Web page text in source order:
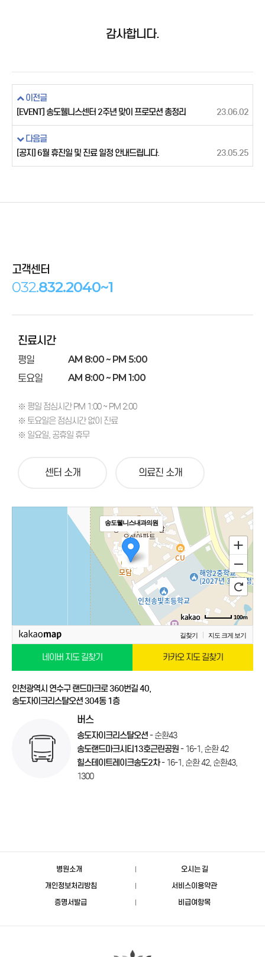
감사합니다.
이전글
[EVENT] 송도웰니스센터 2주년 맞이 프로모션 총정리
23.06.02
다음글
[공지] 6월 휴진일 및 진료 일정 안내드립니다.
23.05.25
고객센터
032.832.2040~1
진료시간
평일 AM 8:00 ~ PM 5:00
토요일 AM 8:00 ~ PM 1:00
※ 평일 점심시간 PM 1:00 ~ PM 2:00
※ 토요일은 점심시간 없이 진료
※ 일요일, 공휴일 휴무
센터 소개 의료진 소개
송도웰니스내과의원
100m
길찾기 지도 크게 보기
네이버 지도 길찾기 카카오 지도 길찾기
인천광역시 연수구 랜드마크로 360번길 40,
송도자이크리스탈오션 304동 1층
버스
송도자이크리스탈오션- 순환43
송도랜드마크시티13호근린공원- 16-1, 순환 42
힐스테이트레이크송도2차- 16-1, 순환 42, 순환43,
1300
병원소개
오시는 길
개인정보처리방침
서비스이용약관
증명서발급
비급여항목